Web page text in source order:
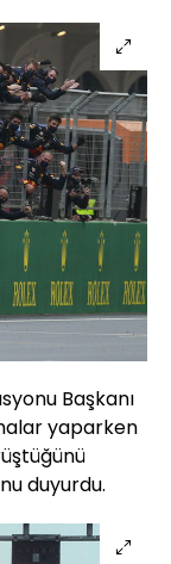
Başkanı
yaparken
duyurdu.